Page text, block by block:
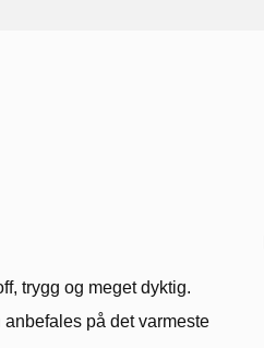
trygg og meget dyktig.
på det varmeste